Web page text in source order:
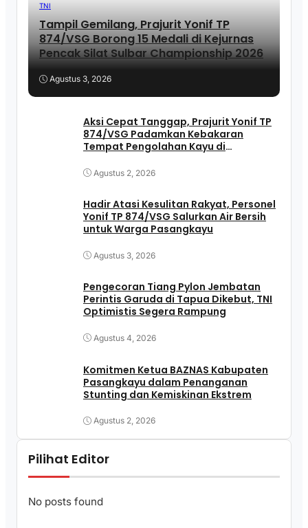
TNI
Tampil Gemilang, Prajurit Yonif TP
874/VSG Borong 15 Medali di Kejurnas
Pencak Silat Sulbar Championship 2026
Agustus 3, 2026
Aksi Cepat Tanggap, Prajurit Yonif TP
874/VSG Padamkan Kebakaran
Tempat Pengolahan Kayu di
Agustus 2, 2026
Hadir Atasi Kesulitan Rakyat, Personel
Yonif TP 874/VSG Salurkan Air Bersih
untuk Warga Pasangkayu
Agustus 3, 2026
Pengecoran Tiang Pylon Jembatan
Perintis Garuda di Tapua Dikebut, TNI
Optimistis Segera Rampung
Agustus 4, 2026
Komitmen Ketua BAZNAS Kabupaten
Pasangkayu dalam Penanganan
Stunting dan Kemiskinan Ekstrem
Agustus 2, 2026
Pilihat Editor
No posts found